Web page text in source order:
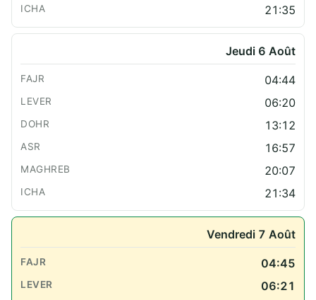
21:35
Jeudi 6 Août
04:44
06:20
13:12
16:57
20:07
21:34
Vendredi 7 Août
04:45
06:21